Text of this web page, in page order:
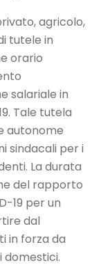
agricolo,
tutele in
orario
salariale in
Tale tutela
autonome
sindacali per i
La durata
del rapporto
19 per un
dal
in forza da
domestici.